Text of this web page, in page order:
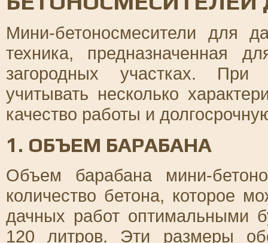
Мини-бетоносмесители для
техника, предназначенная
загородных участках.
учитывать несколько
качество работы и
1. ОБЪЕМ БАРАБАНА
Объем барабана мини-
количество бетона, которое
дачных работ оптимальными
120 литров. Эти размеры